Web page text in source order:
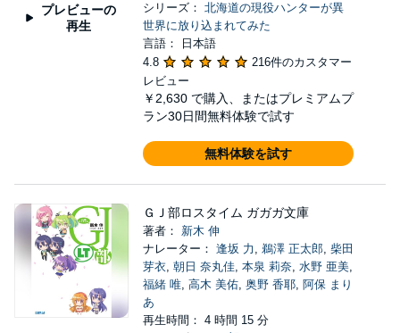
プレビューの
再生
シリーズ： 北海道の現役ハンターが異
世界に放り込まれてみた
言語： 日本語
4.8
216件のカスタマー
レビュー
￥2,630 で購入、またはプレミアムプ
ラン30日間無料体験で試す
無料体験を試す
ＧＪ部ロスタイム ガガガ文庫
著者： 新木 伸
ナレーター： 逢坂 力 , 鵜澤 正太郎, 柴田
芽衣, 朝日 奈丸佳, 本泉 莉奈, 水野 亜美,
福緒 唯, 高木 美佑, 奥野 香耶, 阿保 まり
あ
再生時間： 4 時間 15 分